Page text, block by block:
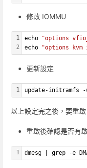
修改 IOMMU
1
2
echo
"options
echo
"options kvm
更新設定
1 update-initramfs
以上設定完之後，要重啟
重啟後確認是否有
1 dmesg | grep -e